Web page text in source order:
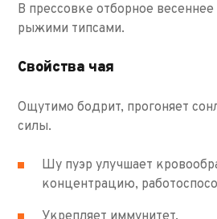
В прессовке отборное
рыжими типсами.
Свойства чая
Ощутимо бодрит, прогоняет
силы.
Шу пуэр улучшает
концентрацию,